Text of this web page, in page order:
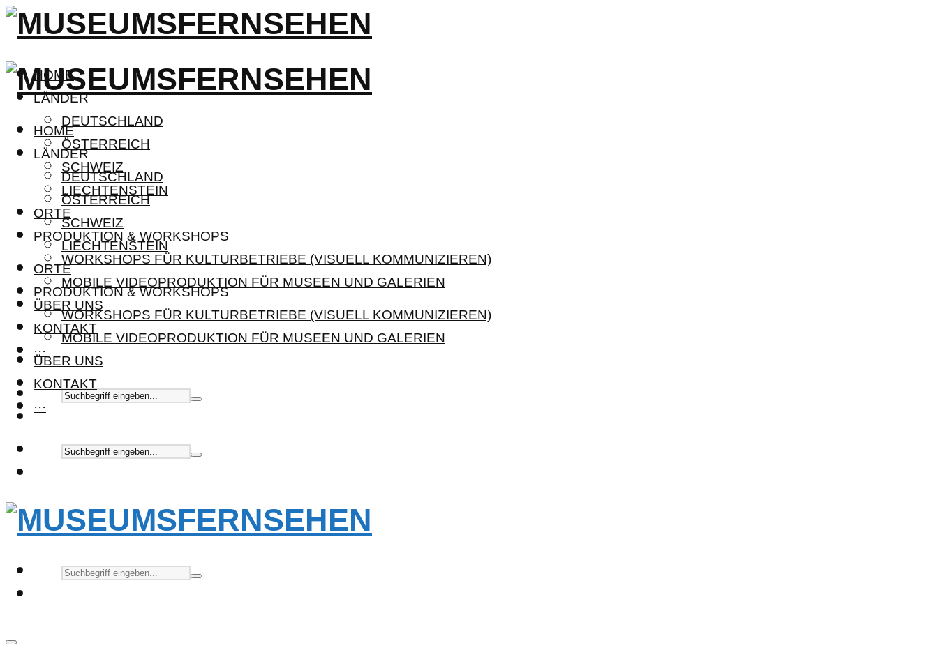
HOME
LÄNDER
DEUTSCHLAND
ÖSTERREICH
SCHWEIZ
LIECHTENSTEIN
ORTE
PRODUKTION & WORKSHOPS
WORKSHOPS FÜR KULTURBETRIEBE (VISUELL KOMMUNIZIEREN)
MOBILE VIDEOPRODUKTION FÜR MUSEEN UND GALERIEN
ÜBER UNS
KONTAKT
···
HOME
LÄNDER
DEUTSCHLAND
ÖSTERREICH
SCHWEIZ
LIECHTENSTEIN
ORTE
PRODUKTION & WORKSHOPS
WORKSHOPS FÜR KULTURBETRIEBE (VISUELL KOMMUNIZIEREN)
MOBILE VIDEOPRODUKTION FÜR MUSEEN UND GALERIEN
ÜBER UNS
KONTAKT
···